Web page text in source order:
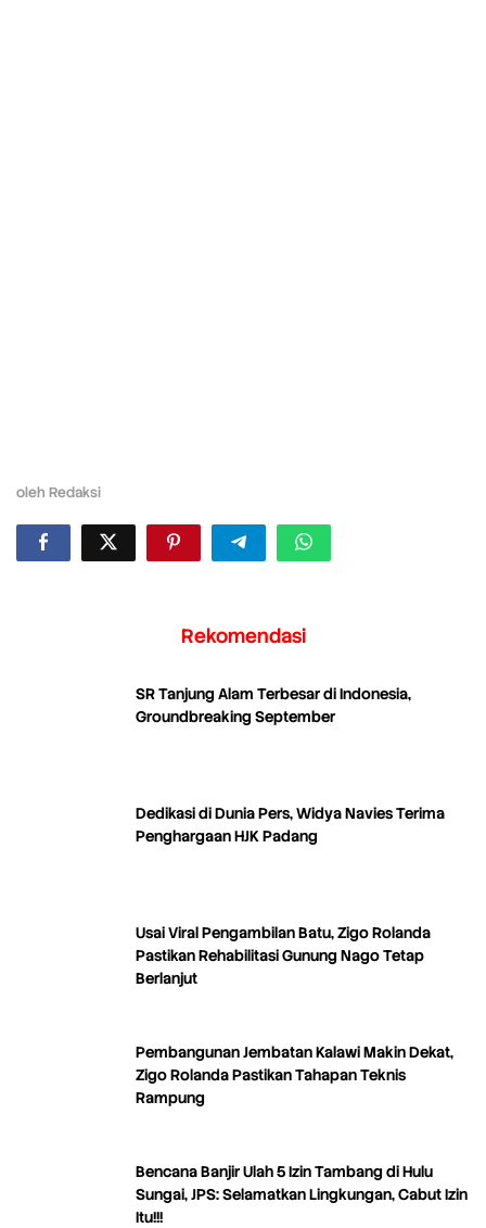
oleh Redaksi
Rekomendasi
SR Tanjung Alam Terbesar di Indonesia,
Groundbreaking September
Dedikasi di Dunia Pers, Widya Navies Terima
Penghargaan HJK Padang
Usai Viral Pengambilan Batu, Zigo Rolanda
Pastikan Rehabilitasi Gunung Nago Tetap
Berlanjut
Pembangunan Jembatan Kalawi Makin Dekat,
Zigo Rolanda Pastikan Tahapan Teknis
Rampung
Bencana Banjir Ulah 5 Izin Tambang di Hulu
Sungai, JPS: Selamatkan Lingkungan, Cabut Izin
Itu!!!